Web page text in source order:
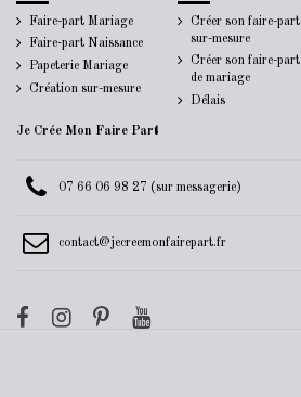
Faire-part Mariage
Faire-part Naissance
Papeterie Mariage
Création sur-mesure
Créer son faire-part
sur-mesure
Créer son faire-part
de mariage
Délais
Je Crée Mon Faire Part
07 66 06 98 27 (sur messagerie)
contact@jecreemonfairepart.fr